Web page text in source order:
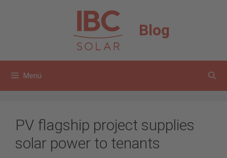
Blog
Menü
PV flagship project supplies
solar power to tenants